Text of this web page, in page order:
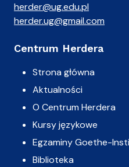
herder@ug.edu.pl
herder.ug@gmail.com
Centrum Herdera
Strona główna
Aktualności
O Centrum Herdera
Kursy językowe
Egzaminy Goethe-
Biblioteka